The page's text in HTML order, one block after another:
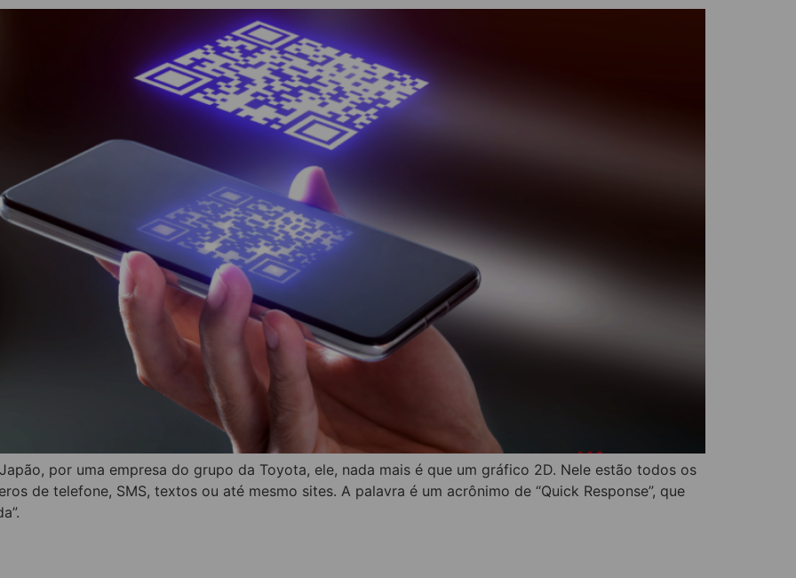
por uma empresa do grupo da Toyota, ele, nada mais é que um gráfico 2D. Nele estão todos os
de telefone, SMS, textos ou até mesmo sites. A palavra é um acrônimo de “Quick Response”, que